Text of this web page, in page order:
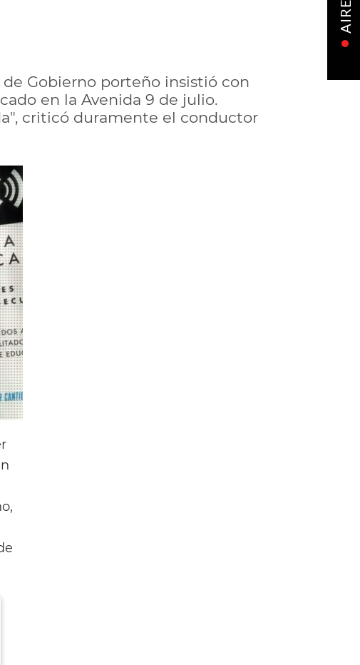
Gobierno porteño insistió con
en la Avenida 9 de julio.
criticó duramente el conductor
AIRE